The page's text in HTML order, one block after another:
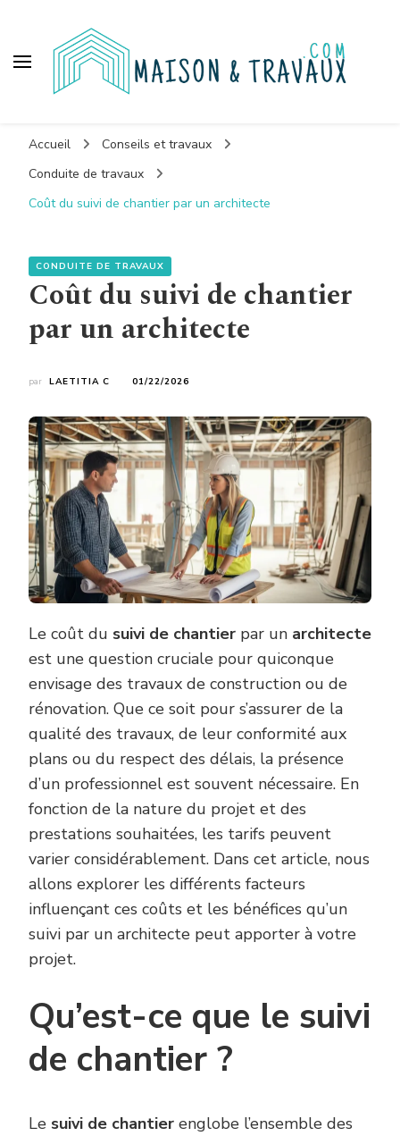
Accueil
Conseils et travaux
Conduite de travaux
Coût du suivi de chantier par un architecte
CONDUITE DE TRAVAUX
Coût du suivi de chantier
par un architecte
par LAETITIA C 01/22/2026
Le coût du suivi de chantier par un architecte
est une question cruciale pour quiconque
envisage des travaux de construction ou de
rénovation. Que ce soit pour s’assurer de la
qualité des travaux, de leur conformité aux
plans ou du respect des délais, la présence
d’un professionnel est souvent nécessaire. En
fonction de la nature du projet et des
prestations souhaitées, les tarifs peuvent
varier considérablement. Dans cet article, nous
allons explorer les différents facteurs
influençant ces coûts et les bénéfices qu’un
suivi par un architecte peut apporter à votre
projet.
Qu’est-ce que le suivi
de chantier ?
Le suivi de chantier englobe l’ensemble des